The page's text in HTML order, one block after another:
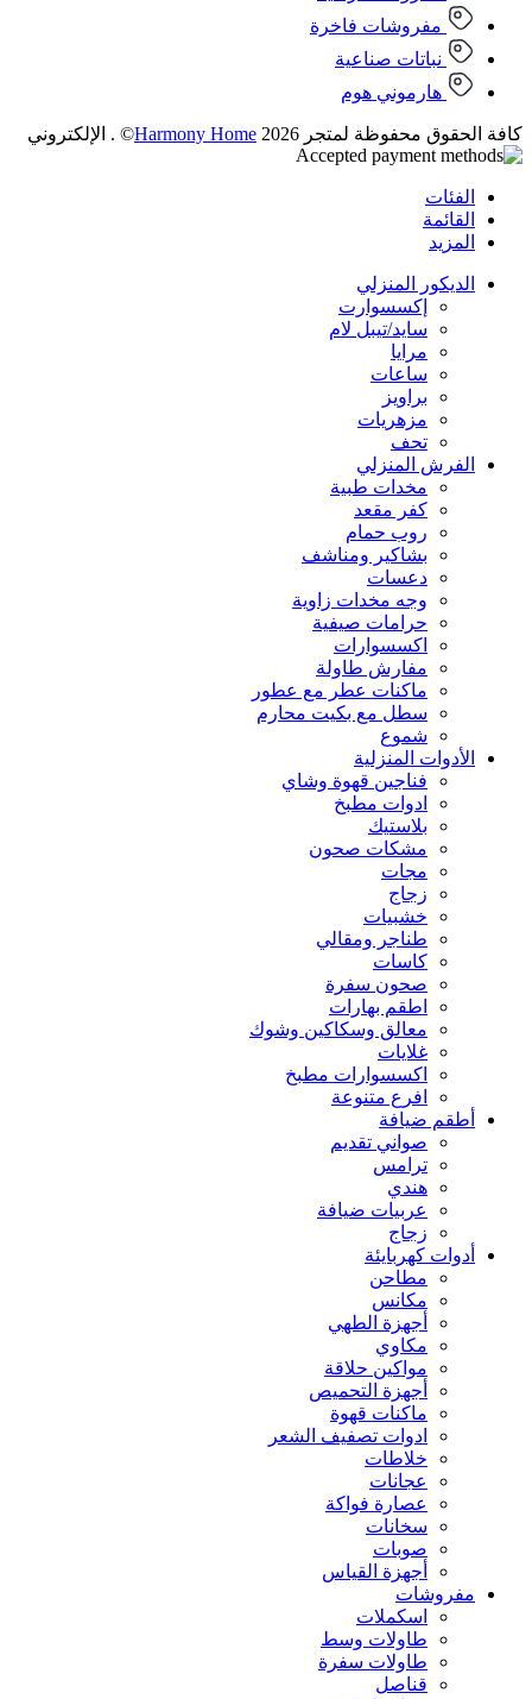
مفروشات فاخرة
نباتات صناعية
هارموني هوم
كافة الحقوق محفوظة لمتجر 2026 Harmony Home© . الإلكتروني
الفئات
القائمة
المزيد
الديكور المنزلي
إكسسوارت
سايد/تيبل لام
مرايا
ساعات
براويز
مزهريات
تحف
الفرش المنزلي
مخدات طبية
كفر مقعد
روب حمام
بشاكير ومناشف
دعسات
وجه مخدات زاوية
حرامات صيفية
اكسسوارات
مفارش طاولة
ماكنات عطر مع عطور
سطل مع بكيت محارم
شموع
الأدوات المنزلية
فناجين قهوة وشاي
ادوات مطبخ
بلاستيك
مشكات صحون
مجات
زجاج
خشبيات
طناجر ومقالي
كاسات
صحون سفرة
اطقم بهارات
معالق وسكاكين وشوك
غلايات
اكسسوارات مطبخ
افرع متنوعة
أطقم ضيافة
صواني تقديم
ترامس
هندي
عربيات ضيافة
زجاج
أدوات كهربايئة
مطاحن
مكانس
أجهزة الطهي
مكاوي
مواكين حلاقة
أجهزة التحميص
ماكنات قهوة
ادوات تصفيف الشعر
خلاطات
عجانات
عصارة فواكة
سخانات
صوبات
أجهزة القياس
مفروشات
اسكملات
طاولات وسط
طاولات سفرة
قناصل